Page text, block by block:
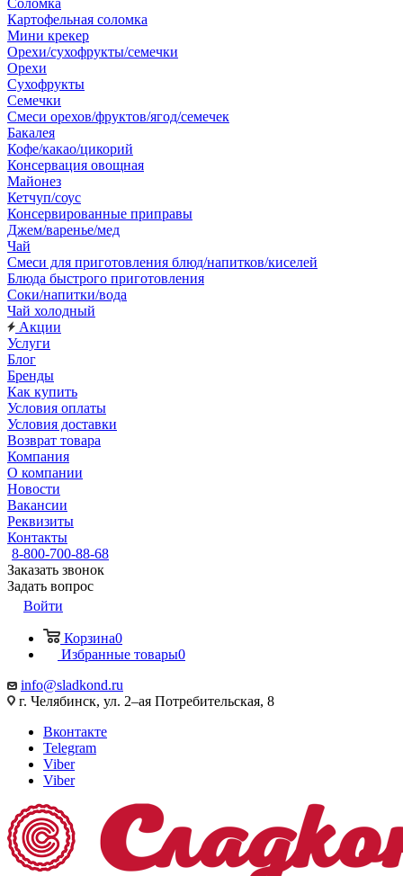
Соломка
Картофельная соломка
Мини крекер
Орехи/сухофрукты/семечки
Орехи
Сухофрукты
Семечки
Смеси орехов/фруктов/ягод/семечек
Бакалея
Кофе/какао/цикорий
Консервация овощная
Майонез
Кетчуп/соус
Консервированные приправы
Джем/варенье/мед
Чай
Смеси для приготовления блюд/напитков/киселей
Блюда быстрого приготовления
Соки/напитки/вода
Чай холодный
Акции
Услуги
Блог
Бренды
Как купить
Условия оплаты
Условия доставки
Возврат товара
Компания
О компании
Новости
Вакансии
Реквизиты
Контакты
8-800-700-88-68
Заказать звонок
Задать вопрос
Войти
Корзина0
Избранные товары0
info@sladkond.ru
г. Челябинск, ул. 2–ая Потребительская, 8
Вконтакте
Telegram
Viber
Viber